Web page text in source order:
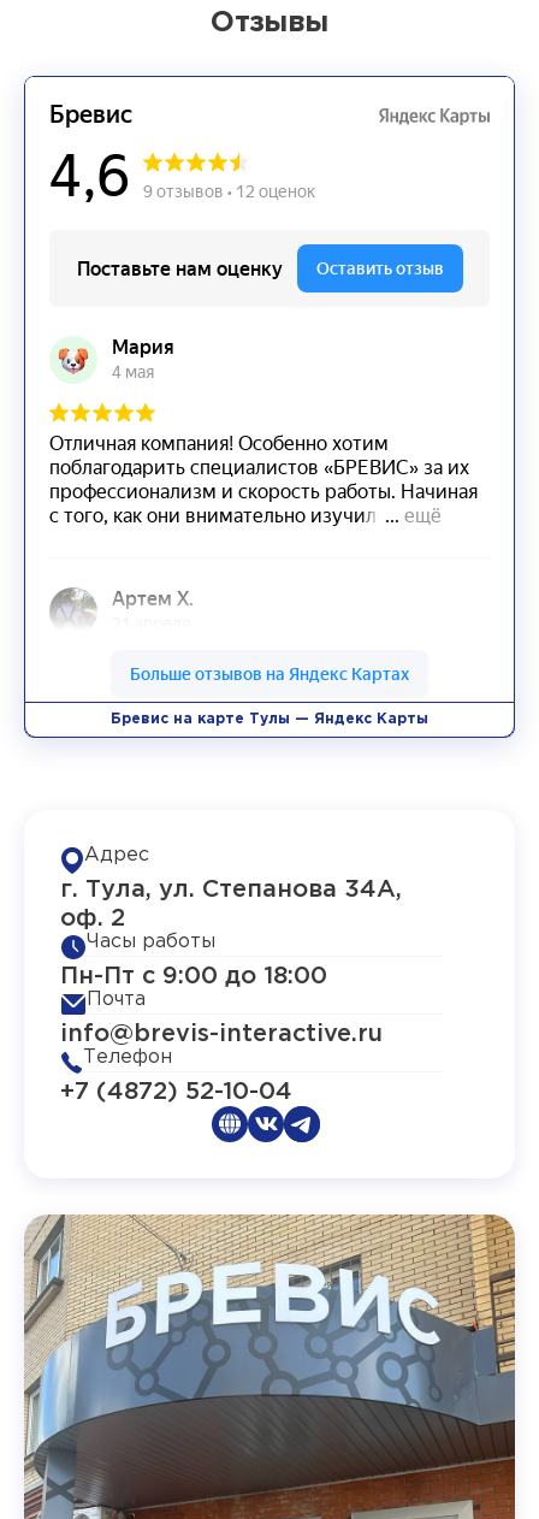
Отзывы
Бревис на карте Тулы — Яндекс Карты
Адрес
г. Тула, ул. Степанова 34А,
оф. 2
Часы работы
Пн-Пт с 9:00 до 18:00
Почта
info@brevis-interactive.ru
Телефон
+7 (4872) 52-10-04